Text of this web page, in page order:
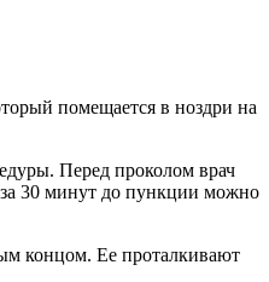
помещается в ноздри на
Перед проколом врач
за 30 минут до пункции можно
концом. Ее проталкивают